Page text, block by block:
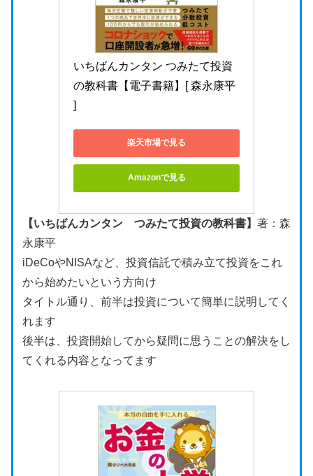
いちばんカンタン つみたて投資
の教科書【電子書籍】[ 森永康平
]
楽天市場で見る
Amazonで見る
【いちばんカンタン つみたて投資の教科書】 著：森
永康平
iDeCoやNISAなど、投資信託で積み立て投資をこれ
から始めたいという方向け
タイトル通り、前半は投資について簡単に説明してく
れます
後半は、投資開始してから疑問に思うことの解決をし
てくれる内容となってます